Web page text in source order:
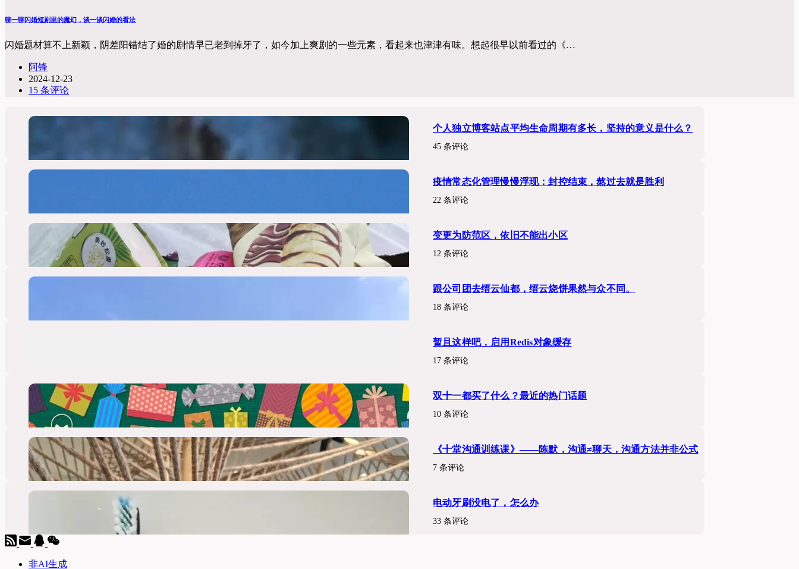
聊一聊闪婚短剧里的魔幻，谈一谈闪婚的看法
闪婚题材算不上新颖，阴差阳错结了婚的剧情早已老到掉牙了，如今加上爽剧的一些元素，看起来也津津有味。想起很早以前看过的《…
阿锋
2024-12-23
15 条评论
个人独立博客站点平均生命周期有多长，坚持的意义是什么？
45 条评论
疫情常态化管理慢慢浮现：封控结束，熬过去就是胜利
22 条评论
变更为防范区，依旧不能出小区
12 条评论
跟公司团去缙云仙都，缙云烧饼果然与众不同。
18 条评论
暂且这样吧，启用Redis对象缓存
17 条评论
双十一都买了什么？最近的热门话题
10 条评论
《十堂沟通训练课》——陈默，沟通≠聊天，沟通方法并非公式
7 条评论
电动牙刷没电了，怎么办
33 条评论
非AI生成